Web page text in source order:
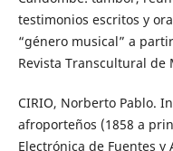
testimonios escritos y
“género musical” a
Revista Transcultural de
CIRIO, Norberto Pablo.
afroporteños (1858 a
Electrónica de Fuentes y